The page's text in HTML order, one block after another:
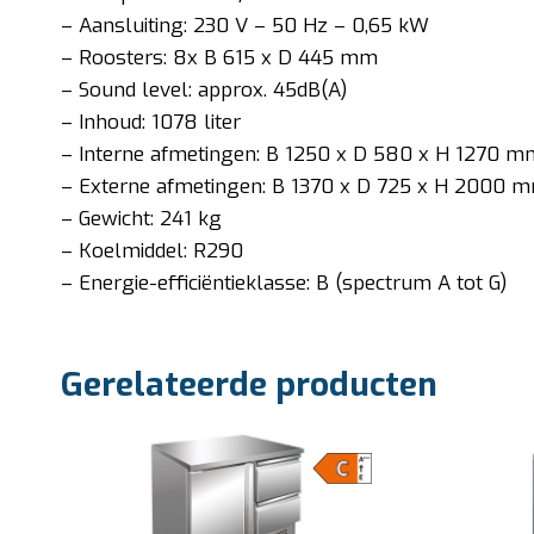
– Aansluiting: 230 V – 50 Hz – 0,65 kW
– Roosters: 8x B 615 x D 445 mm
– Sound level: approx. 45dB(A)
– Inhoud: 1078 liter
– Interne afmetingen: B 1250 x D 580 x H 1270
– Externe afmetingen: B 1370 x D 725 x H 2000
– Gewicht: 241 kg
– Koelmiddel: R290
– Energie-efficiëntieklasse: B (spectrum A tot G)
Gerelateerde producten